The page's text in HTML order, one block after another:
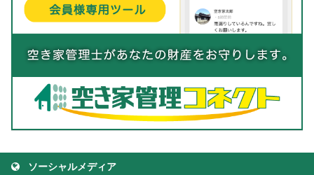
ソーシャルメディア